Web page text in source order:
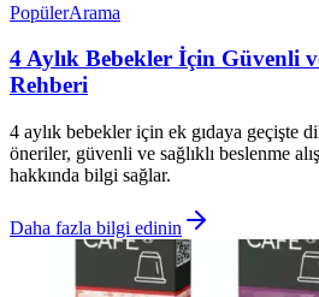
PopülerArama
4 Aylık Bebekler İçin Güvenli
Rehberi
4 aylık bebekler için ek gıdaya geçişte
öneriler, güvenli ve sağlıklı beslenme
hakkında bilgi sağlar.
Daha fazla bilgi edinin